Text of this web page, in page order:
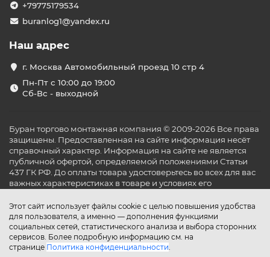
Этот сайт использует файлы cookie с целью повышения удобства
для пользователя, а именно — дополнения функциями
социальных сетей, статистического анализа и выбора сторонних
сервисов. Более подробную информацию см. на
странице Политика конфиденциальности.
+79775179534
buranlog1@yandex.ru
Наш адрес
г. Москва Автомобильный проезд 10 стр 4
Пн-Пт с 10:00 до 19:00
Сб-Вс - выходной
Буран торгово монтажная компания © 2009-2026 Все права
защищены. Предоставленная на сайте информация несёт
справочный характер. Информация на сайте не является
публичной офертой, определяемой положениями Статьи
437 ГК РФ. До оплаты товара удостоверьтесь во всех для вас
важных характеристиках в товаре и условиях его